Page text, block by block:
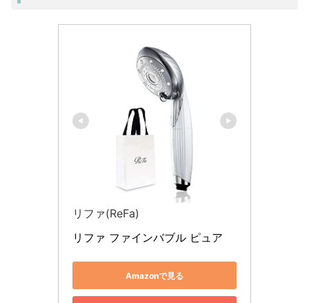
リファ(ReFa)
リファ ファインバブル ピュア
Amazonで見る